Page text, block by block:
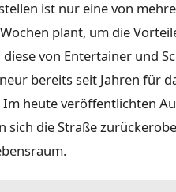
ist nur eine von
plant, um die
von Entertainer und
bereits seit Jahren für
heute veröffentlichten
sich die Straße